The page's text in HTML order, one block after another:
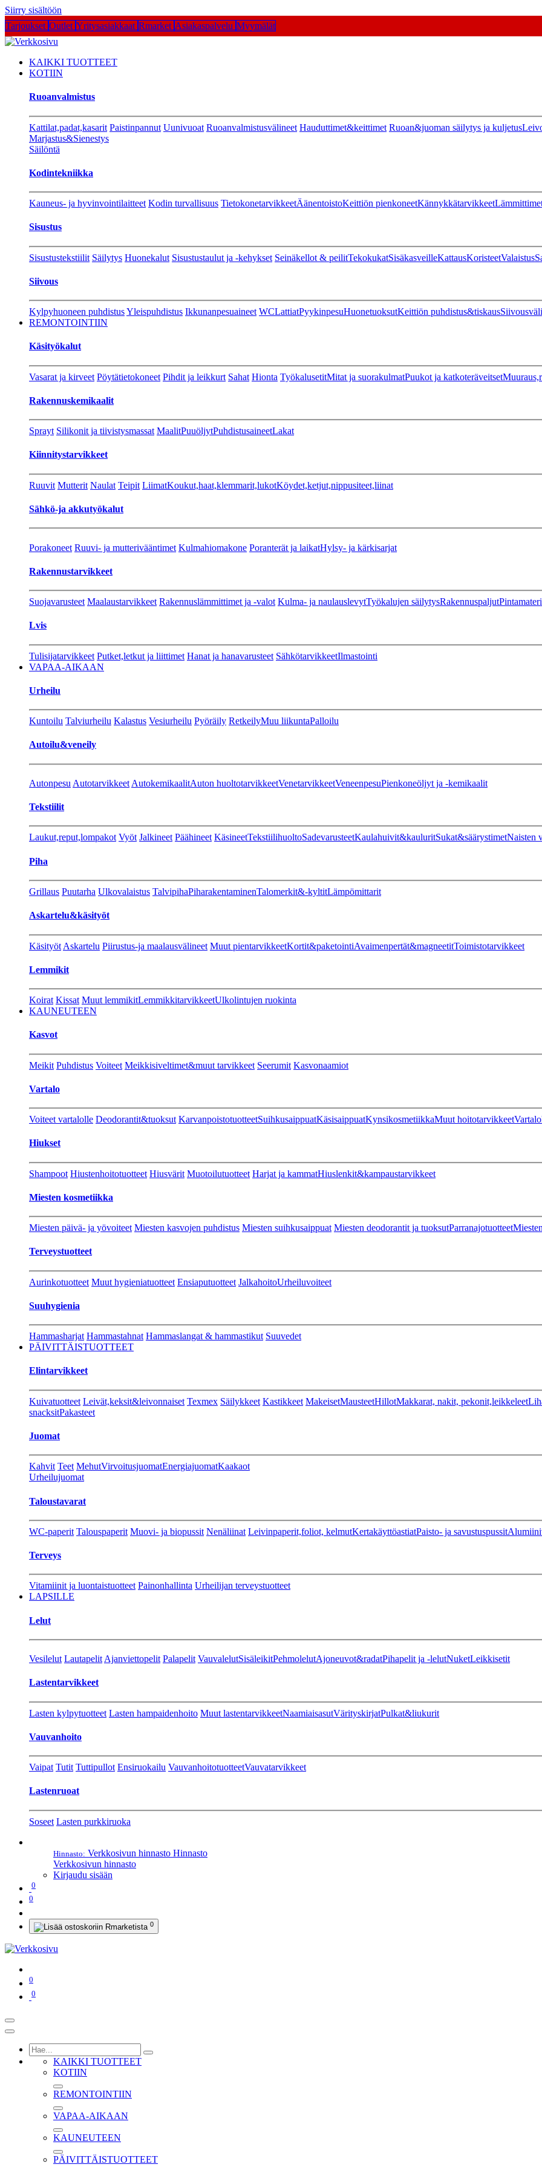
Siirry sisältöön
Tarjoukset Outlet Yritysasiakkaat Rmarket Asiakaspalvelu Myymälät
KAIKKI TUOTTEET
KOTIIN
Ruoanvalmistus
Kattilat,padat,kasarit Paistinpannut Uunivuoat Ruoanvalmistusvälineet Hauduttimet&keittimet Ruoan&juoman säilytys ja kuljetus
Marjastus&Sienestys
Säilöntä
Kodintekniikka
Kauneus- ja hyvinvointilaitteet Kodin turvallisuus TietokonetarvikkeetÄänentoistoKeittiön pienkoneetKännykkätarvikkeet
Sisustus
Sisustustekstiilit Säilytys Huonekalut Sisustustaulut ja -kehykset Seinäkellot & peilitTekokukatSisäkasveilleKattausKoristeetValaistus
Siivous
Kylpyhuoneen puhdistusYleispuhdistus Ikkunanpesuaineet WCLattiatPyykinpesuHuonetuoksutKeittiön puhdistus&tiskaus
REMONTOINTIIN
Käsityökalut
Vasarat ja kirveet Pöytätietokoneet Pihdit ja leikkurt Sahat Hionta TyökalusetitMitat ja suorakulmatPuukot ja katkoteräveitset
Rakennuskemikaalit
Sprayt Silikonit ja tiivistysmassat MaalitPuuöljytPuhdistusaineetLakat
Kiinnitystarvikkeet
Ruuvit Mutterit Naulat Teipit LiimatKoukut,haat,klemmarit,lukotKöydet,ketjut,nippusiteet,liinat
Sähkö-ja akkutyökalut
Porakoneet Ruuvi- ja mutterivääntimet Kulmahiomakone Poranterät ja laikatHylsy- ja kärkisarjat
Rakennustarvikkeet
Suojavarusteet Maalaustarvikkeet Rakennuslämmittimet ja -valot Kulma- ja naulauslevytTyökalujen säilytysRakennuspaljut
Lvis
Tulisijatarvikkeet Putket,letkut ja liittimet Hanat ja hanavarusteet SähkötarvikkeetIlmastointi
VAPAA-AIKAAN
Urheilu
Kuntoilu Talviurheilu Kalastus Vesiurheilu Pyöräily RetkeilyMuu liikuntaPalloilu
Autoilu&veneily
Autonpesu Autotarvikkeet AutokemikaalitAuton huoltotarvikkeetVenetarvikkeetVeneenpesuPienkoneöljyt ja -kemikaalit
Tekstiilit
Laukut,reput,lompakot Vyöt Jalkineet Päähineet KäsineetTekstiilihuoltoSadevarusteetKaulahuivit&kauluritSukat&säärystimetNaisten
Piha
Grillaus Puutarha Ulkovalaistus TalvipihaPiharakentaminenTalomerkit&-kyltitLämpömittarit
Askartelu&käsityöt
Käsityöt Askartelu Piirustus-ja maalausvälineet Muut pientarvikkeetKortit&paketointiAvaimenpertät&magneetitToimistotarvikkeet
Lemmikit
Koirat Kissat Muut lemmikitLemmikkitarvikkeetUlkolintujen ruokinta
KAUNEUTEEN
Kasvot
Meikit Puhdistus Voiteet Meikkisiveltimet&muut tarvikkeet Seerumit Kasvonaamiot
Vartalo
Voiteet vartalolle Deodorantit&tuoksut KarvanpoistotuotteetSuihkusaippuatKäsisaippuatKynsikosmetiikkaMuut hoitotarvikkeet
Hiukset
Shampoot Hiustenhoitotuotteet Hiusvärit Muotoilutuotteet Harjat ja kammatHiuslenkit&kampaustarvikkeet
Miesten kosmetiikka
Miesten päivä- ja yövoiteet Miesten kasvojen puhdistus Miesten suihkusaippuat Miesten deodorantit ja tuoksutParranajotuotteet
Terveystuotteet
Aurinkotuotteet Muut hygieniatuotteet Ensiaputuotteet JalkahoitoUrheiluvoiteet
Suuhygienia
Hammasharjat Hammastahnat Hammaslangat & hammastikut Suuvedet
PÄIVITTÄISTUOTTEET
Elintarvikkeet
Kuivatuotteet Leivät,keksit&leivonnaiset Texmex Säilykkeet Kastikkeet MakeisetMausteetHillotMakkarat, nakit, pekonit,leikkeleet
snacksitPakasteet
Juomat
Kahvit Teet MehutVirvoitusjuomatEnergiajuomatKaakaot
Urheilujuomat
Taloustavarat
WC-paperit Talouspaperit Muovi- ja biopussit Nenäliinat Leivinpaperit,foliot, kelmutKertakäyttöastiatPaisto- ja savustuspussit
Terveys
Vitamiinit ja luontaistuotteet Painonhallinta Urheilijan terveystuotteet
LAPSILLE
Lelut
Vesilelut Lautapelit Ajanviettopelit Palapelit VauvalelutSisäleikitPehmolelutAjoneuvot&radatPihapelit ja -lelutNuketLeikkisetit
Lastentarvikkeet
Lasten kylpytuotteet Lasten hampaidenhoito Muut lastentarvikkeetNaamiaisasutVärityskirjatPulkat&liukurit
Vauvanhoito
Vaipat Tutit Tuttipullot Ensiruokailu VauvanhoitotuotteetVauvatarvikkeet
Lastenruoat
Soseet Lasten purkkiruoka
Hinnasto: Verkkosivun hinnasto Hinnasto
Verkkosivun hinnasto
Kirjaudu sisään
0
0
0
0
0
KAIKKI TUOTTEET
KOTIIN
REMONTOINTIIN
VAPAA-AIKAAN
KAUNEUTEEN
PÄIVITTÄISTUOTTEET